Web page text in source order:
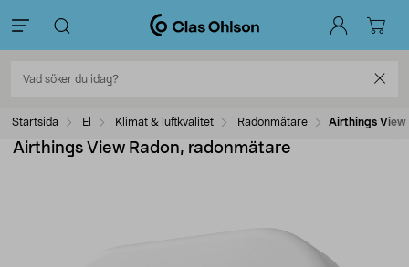
Startsida El Klimat & luftkvalitet Radonmätare Airthings View
Airthings View Radon, radonmätare